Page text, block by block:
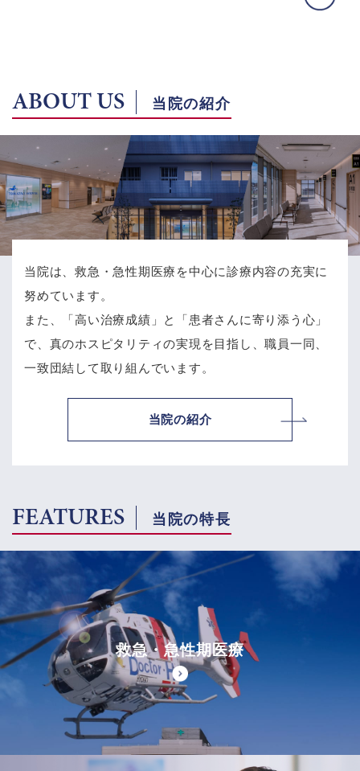
ABOUT US 当院の紹介
当院は、救急・急性期医療を中心に診療内容の充実に
努めています。
また、「高い治療成績」と「患者さんに寄り添う心」
で、 真のホスピタリティの実現を目指し、職員一同、
一致団結して取り組んでいます。
当院の紹介
FEATURES 当院の特長
救急・急性期医療